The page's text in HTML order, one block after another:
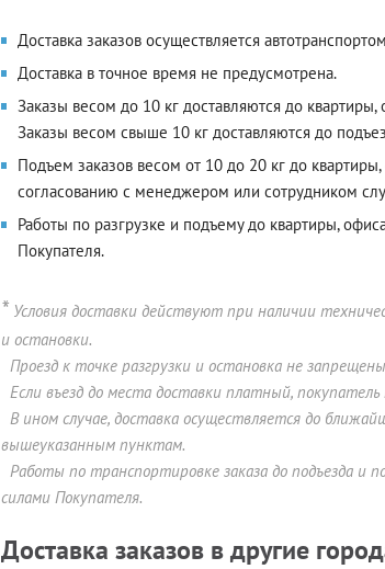
Доставка заказов осуществляется
Доставка в точное время не предусмотрена.
Заказы весом до 10 кг доставляются до квартиры,
Заказы весом свыше 10 кг доставляются до
Подъем заказов весом от 10 до 20 кг до
согласованию с менеджером или сотрудником
Работы по разгрузке и подъему до квартиры,
Покупателя.
*Условия доставки действуют при наличии
и остановки.
Проезд к точке разгрузки и остановка не
Если въезд до места доставки платный,
В ином случае, доставка осуществляется до
вышеуказанным пунктам.
Работы по транспортировке заказа до подъезда и
силами Покупателя.
Доставка заказов в другие